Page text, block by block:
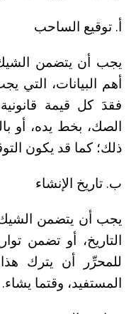
أ. توقيع الساحب
يجب أن يتضمن
أهم البيانات، التي
فقدَ كل قيمة
الصك، بخط يده، أو
ذلك؛ كما قد يكون
ب. تاريخ الإنشاء
يجب أن يتضمن الشيك
التاريخ، أو تضمن
للمحرِّر أن يترك
المستفيد، وقتما يشاء.